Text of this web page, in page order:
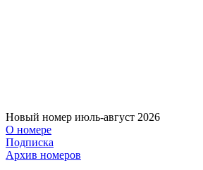
Новый номер июль-август 2026
О номере
Подписка
Архив номеров